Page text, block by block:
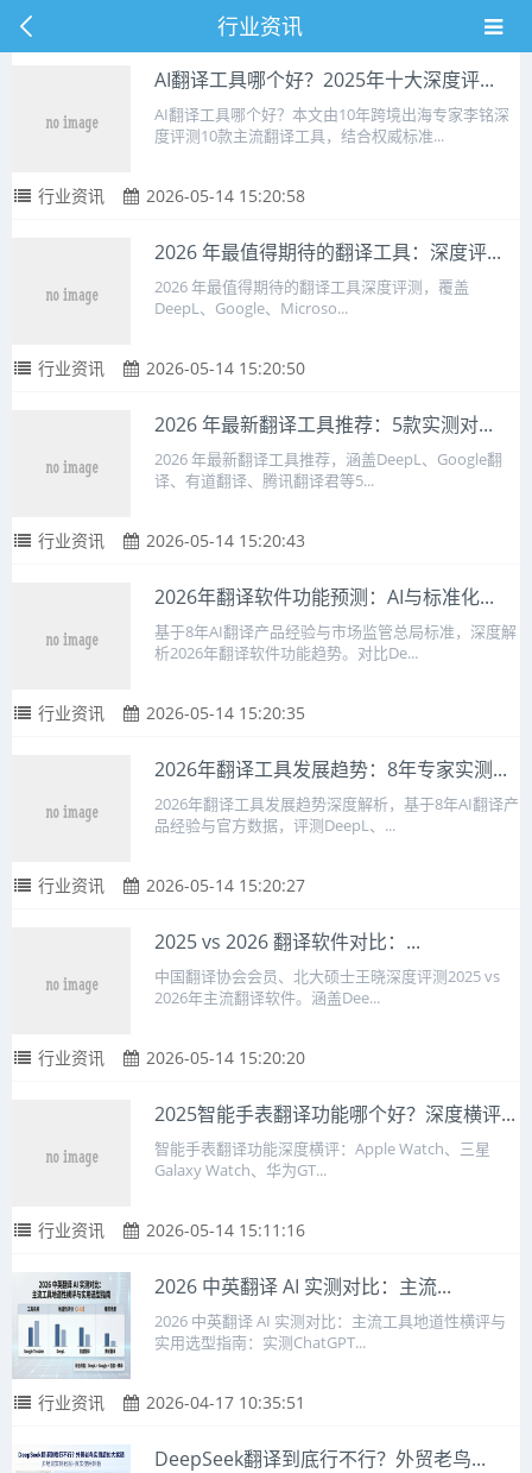
行业资讯
AI翻译工具哪个好？2025年十大深度评...
AI翻译工具哪个好？本文由10年跨境出海专家李铭深
度评测10款主流翻译工具，结合权威标准...
行业资讯 2026-05-14 15:20:58
2026 年最值得期待的翻译工具：深度评...
2026 年最值得期待的翻译工具深度评测，覆盖
DeepL、Google、Microso...
行业资讯 2026-05-14 15:20:50
2026 年最新翻译工具推荐：5款实测对...
2026 年最新翻译工具推荐，涵盖DeepL、Google翻
译、有道翻译、腾讯翻译君等5...
行业资讯 2026-05-14 15:20:43
2026年翻译软件功能预测：AI与标准化...
基于8年AI翻译产品经验与市场监管总局标准，深度解
析2026年翻译软件功能趋势。对比De...
行业资讯 2026-05-14 15:20:35
2026年翻译工具发展趋势：8年专家实测...
2026年翻译工具发展趋势深度解析，基于8年AI翻译产
品经验与官方数据，评测DeepL、...
行业资讯 2026-05-14 15:20:27
2025 vs 2026 翻译软件对比：...
中国翻译协会会员、北大硕士王晓深度评测2025 vs
2026年主流翻译软件。涵盖Dee...
行业资讯 2026-05-14 15:20:20
2025智能手表翻译功能哪个好？深度横评...
智能手表翻译功能深度横评：Apple Watch、三星
Galaxy Watch、华为GT...
行业资讯 2026-05-14 15:11:16
2026 中英翻译 AI 实测对比：主流...
2026 中英翻译 AI 实测对比：主流工具地道性横评与
实用选型指南：实测ChatGPT...
行业资讯 2026-04-17 10:35:51
DeepSeek翻译到底行不行？外贸老鸟...